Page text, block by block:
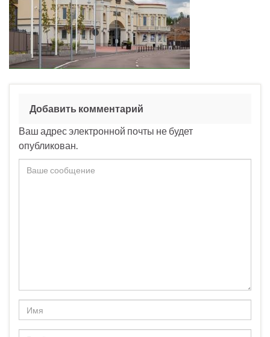
Добавить комментарий
Ваш адрес электронной почты не будет
опубликован.